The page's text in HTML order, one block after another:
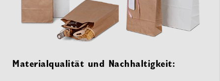
Materialqualität und Nachhaltigkeit: